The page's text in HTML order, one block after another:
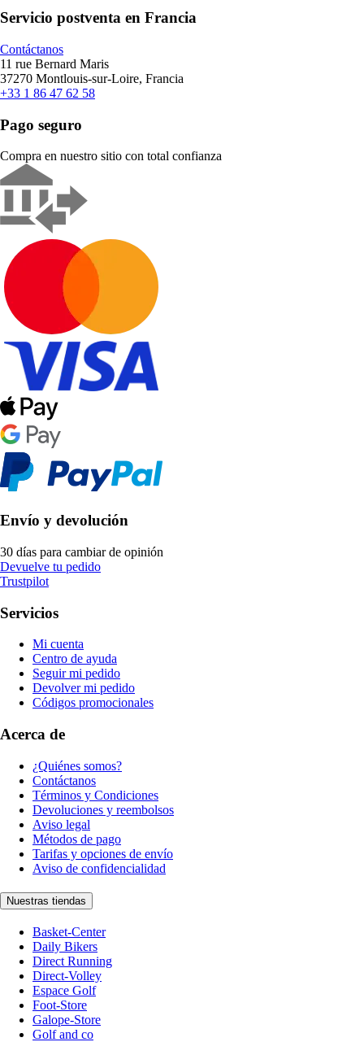
Servicio postventa en Francia
Contáctanos
11 rue Bernard Maris
37270 Montlouis-sur-Loire, Francia
+33 1 86 47 62 58
Pago seguro
Compra en nuestro sitio con total confianza
Envío y devolución
30 días para cambiar de opinión
Devuelve tu pedido
Trustpilot
Servicios
Mi cuenta
Centro de ayuda
Seguir mi pedido
Devolver mi pedido
Códigos promocionales
Acerca de
¿Quiénes somos?
Contáctanos
Términos y Condiciones
Devoluciones y reembolsos
Aviso legal
Métodos de pago
Tarifas y opciones de envío
Aviso de confidencialidad
Nuestras tiendas
Basket-Center
Daily Bikers
Direct Running
Direct-Volley
Espace Golf
Foot-Store
Galope-Store
Golf and co